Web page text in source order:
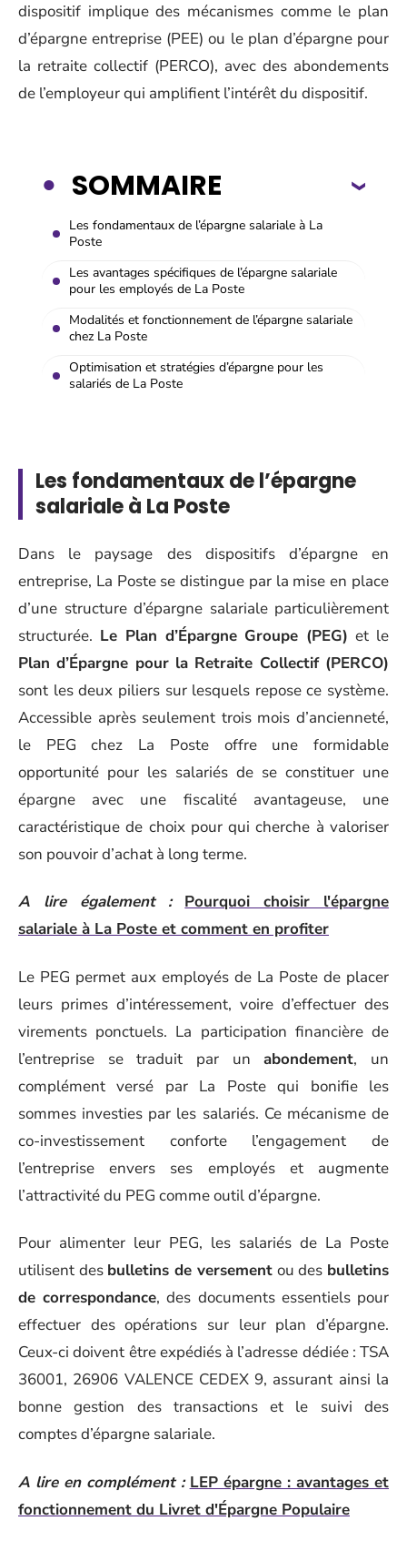
dispositif implique des mécanismes comme le plan
d’épargne entreprise (PEE) ou le plan d’épargne pour
la retraite collectif (PERCO), avec des abondements
de l’employeur qui amplifient l’intérêt du dispositif.
SOMMAIRE
Les fondamentaux de l’épargne salariale à La
Poste
Les avantages spécifiques de l’épargne salariale
pour les employés de La Poste
Modalités et fonctionnement de l’épargne salariale
chez La Poste
Optimisation et stratégies d’épargne pour les
salariés de La Poste
Les fondamentaux de l’épargne
salariale à La Poste
Dans le paysage des dispositifs d’épargne en
entreprise, La Poste se distingue par la mise en place
d’une structure d’épargne salariale particulièrement
structurée. Le Plan d’Épargne Groupe (PEG) et le
Plan d’Épargne pour la Retraite Collectif (PERCO)
sont les deux piliers sur lesquels repose ce système.
Accessible après seulement trois mois d’ancienneté,
le PEG chez La Poste offre une formidable
opportunité pour les salariés de se constituer une
épargne avec une fiscalité avantageuse, une
caractéristique de choix pour qui cherche à valoriser
son pouvoir d’achat à long terme.
A lire également :
Pourquoi choisir l'épargne
salariale à La Poste et comment en profiter
Le PEG permet aux employés de La Poste de placer
leurs primes d’intéressement, voire d’effectuer des
virements ponctuels. La participation financière de
l’entreprise se traduit par unabondement, un
complément versé par La Poste qui bonifie les
sommes investies par les salariés. Ce mécanisme de
co-investissement conforte l’engagement de
l’entreprise envers ses employés et augmente
l’attractivité du PEG comme outil d’épargne.
Pour alimenter leur PEG, les salariés de La Poste
utilisent des bulletins de versementou des bulletins
de correspondance, des documents essentiels pour
effectuer des opérations sur leur plan d’épargne.
Ceux-ci doivent être expédiés à l’adresse dédiée : TSA
36001, 26906 VALENCE CEDEX 9, assurant ainsi la
bonne gestion des transactions et le suivi des
comptes d’épargne salariale.
A lire en complément : LEP épargne : avantages et
fonctionnement du Livret d'Épargne Populaire